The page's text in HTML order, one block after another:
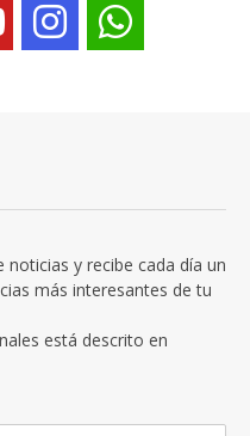
y recibe cada día un
más interesantes de tu
está descrito en